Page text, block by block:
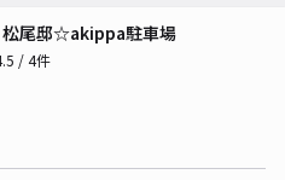
松尾邸☆akippa駐車場
/ 4件